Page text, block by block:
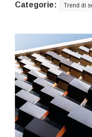
Categorie:
Trend di